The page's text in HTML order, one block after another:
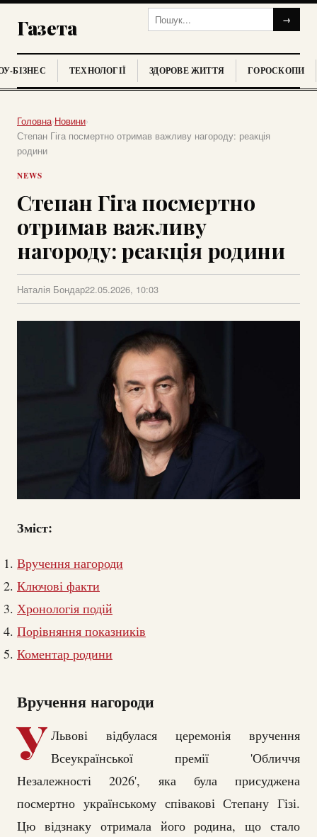
Газета →
БІЗНЕС ТЕХНОЛОГІЇ ЗДОРОВЕ ЖИТТЯ ГОРОСКОПИ
Головна›Новини›
Степан Гіга посмертно отримав важливу нагороду: реакція
родини
NEWS
Степан Гіга посмертно
отримав важливу
нагороду: реакція родини
Наталія Бондар22.05.2026, 10:03
Зміст:
Вручення нагороди
Ключові факти
Хронологія подій
Порівняння показників
Коментар родини
Вручення нагороди
У Львові відбулася церемонія вручення
Всеукраїнської премії 'Обличчя
Незалежності 2026', яка була присуджена
посмертно українському співакові Степану Гізі.
Цю відзнаку отримала його родина, що стало